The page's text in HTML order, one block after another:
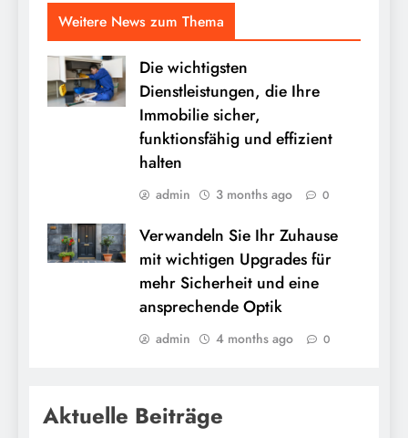
Weitere News zum Thema
Die wichtigsten
Dienstleistungen, die Ihre
Immobilie sicher,
funktionsfähig und effizient
halten
admin 3 months ago 0
Verwandeln Sie Ihr Zuhause
mit wichtigen Upgrades für
mehr Sicherheit und eine
ansprechende Optik
admin 4 months ago 0
Aktuelle Beiträge